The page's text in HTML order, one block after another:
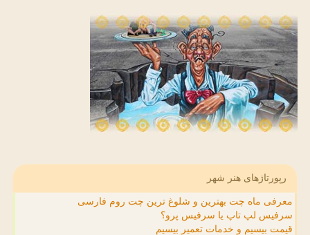
رپورتاژهای هنر شهر
معرفی ماه چت بهترین و شلوغ ترین چت روم فارسی
سرفیس لپ تاپ یا سرفیس پرو؟
قیمت بیسیم و خدمات تعمیر بیسیم